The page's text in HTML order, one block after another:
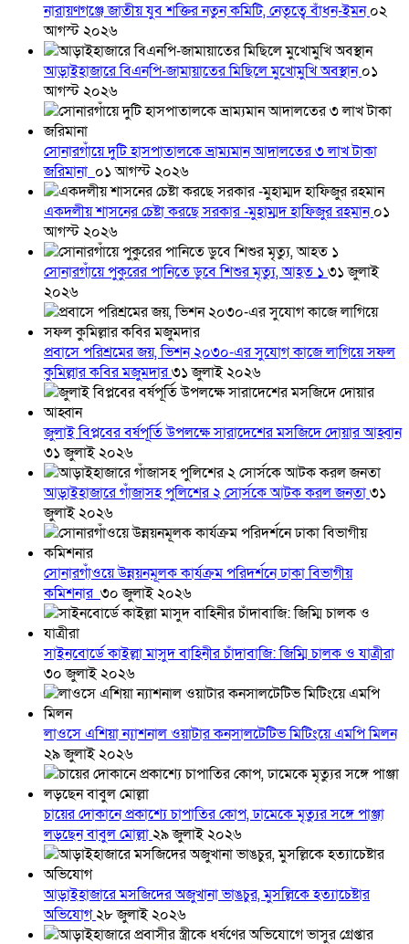
নারায়ণগঞ্জে জাতীয় যুব শক্তির নতুন কমিটি, নেতৃত্বে বাঁধন-ইমন০২
আগস্ট ২০২৬
আড়াইহাজারে বিএনপি-জামায়াতের মিছিলে মুখোমুখি অবস্থান০১
আগস্ট ২০২৬
সোনারগাঁয়ে দুটি হাসপাতালকে ভ্রাম্যমান আদালতের ৩ লাখ টাকা
জরিমানা ০১ আগস্ট ২০২৬
একদলীয় শাসনের চেষ্টা করছে সরকার -মুহাম্মদ হাফিজুর রহমান০১
আগস্ট ২০২৬
সোনারগাঁয়ে পুকুরের পানিতে ডুবে শিশুর মৃত্যু, আহত ১ ৩১ জুলাই
২০২৬
প্রবাসে পরিশ্রমের জয়, ভিশন ২০৩০-এর সুযোগ কাজে লাগিয়ে সফল
কুমিল্লার কবির মজুমদার৩১ জুলাই ২০২৬
জুলাই বিপ্লবের বর্ষপূর্তি উপলক্ষে সারাদেশের মসজিদে দোয়ার আহ্বান
৩১ জুলাই ২০২৬
আড়াইহাজারে গাঁজাসহ পুলিশের ২ সোর্সকে আটক করল জনতা৩১
জুলাই ২০২৬
সোনারগাঁওয়ে উন্নয়নমূলক কার্যক্রম পরিদর্শনে ঢাকা বিভাগীয়
কমিশনার ৩০ জুলাই ২০২৬
সাইনবোর্ডে কাইল্লা মাসুদ বাহিনীর চাঁদাবাজি: জিম্মি চালক ও যাত্রীরা
৩০ জুলাই ২০২৬
লাওসে এশিয়া ন্যাশনাল ওয়াটার কনসালটেটিভ মিটিংয়ে এমপি মিলন
২৯ জুলাই ২০২৬
চায়ের দোকানে প্রকাশ্যে চাপাতির কোপ, ঢামেকে মৃত্যুর সঙ্গে পাঞ্জা
লড়ছেন বাবুল মোল্লা২৯ জুলাই ২০২৬
আড়াইহাজারে মস‌জি‌দের অজুখানা ভাঙচুর, মুসল্লিকে হত্যাচেষ্টার
অভিযোগ২৮ জুলাই ২০২৬